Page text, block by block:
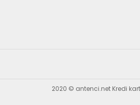
2020 © antenci.net Kredi